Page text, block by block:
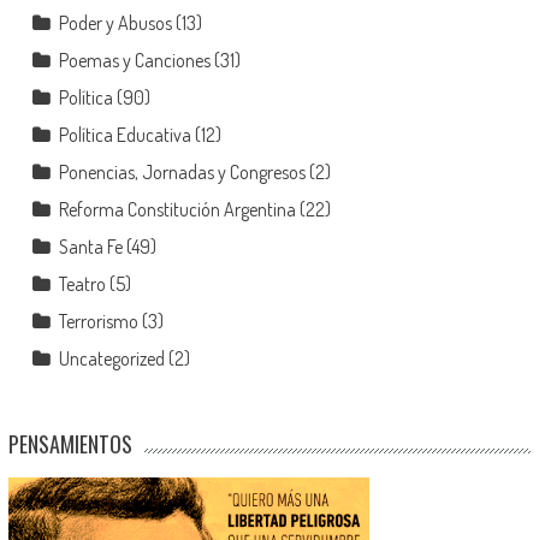
Poder y Abusos(13)
Poemas y Canciones(31)
Política (90)
Política Educativa (12)
Ponencias, Jornadas y Congresos(2)
Reforma Constitución Argentina (22)
Santa Fe(49)
Teatro (5)
Terrorismo (3)
Uncategorized (2)
PENSAMIENTOS